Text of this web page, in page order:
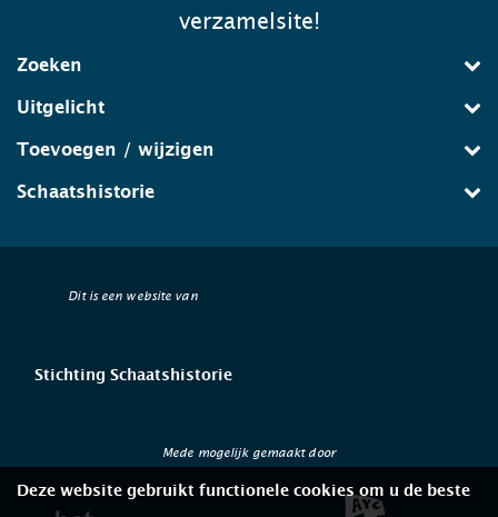
verzamelsite!
Zoeken
Uitgelicht
Toevoegen / wijzigen
Schaatshistorie
Dit is een website van
Stichting Schaatshistorie
Mede mogelijk gemaakt door
Deze website gebruikt functionele cookies om u de beste